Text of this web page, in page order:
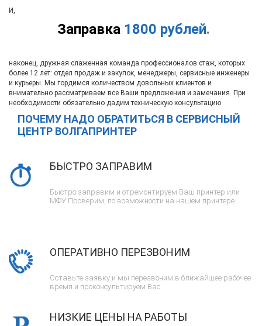
Заправка 1800 рублей.
И,
наконец, дружная слаженная команда профессионалов стаж, которых
более 12 лет: отдел продаж и закупок, менеджеры, сервисные инженеры
и курьеры. Мы гордимся количеством довольных клиентов и
внимательно рассматриваем все Ваши предложения и замечания. При
необходимости обязательно дадим техническую консультацию.
ПОЧЕМУ НАДО ОБРАТИТЬСЯ В СЕРВИСНЫЙ
ЦЕНТР ВОЛГАПРИНТЕР
БЫСТРО ЗАПРАВИМ
Быстро заправим и отремонтируем Ваш принтер или
МФУ. Проверим, по возможности на нашем принтере.
ОПЕРАТИВНО ПЕРЕЗВОНИМ
Оставьте заявку и мы перезвоним в ближайшее рабочее
время и проконсультируем Вас.
НИЗКИЕ ЦЕНЫ НА РАБОТЫ